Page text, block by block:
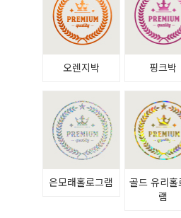
오렌지박 핑크박
은모래홀로그램
골드 유리홀
램